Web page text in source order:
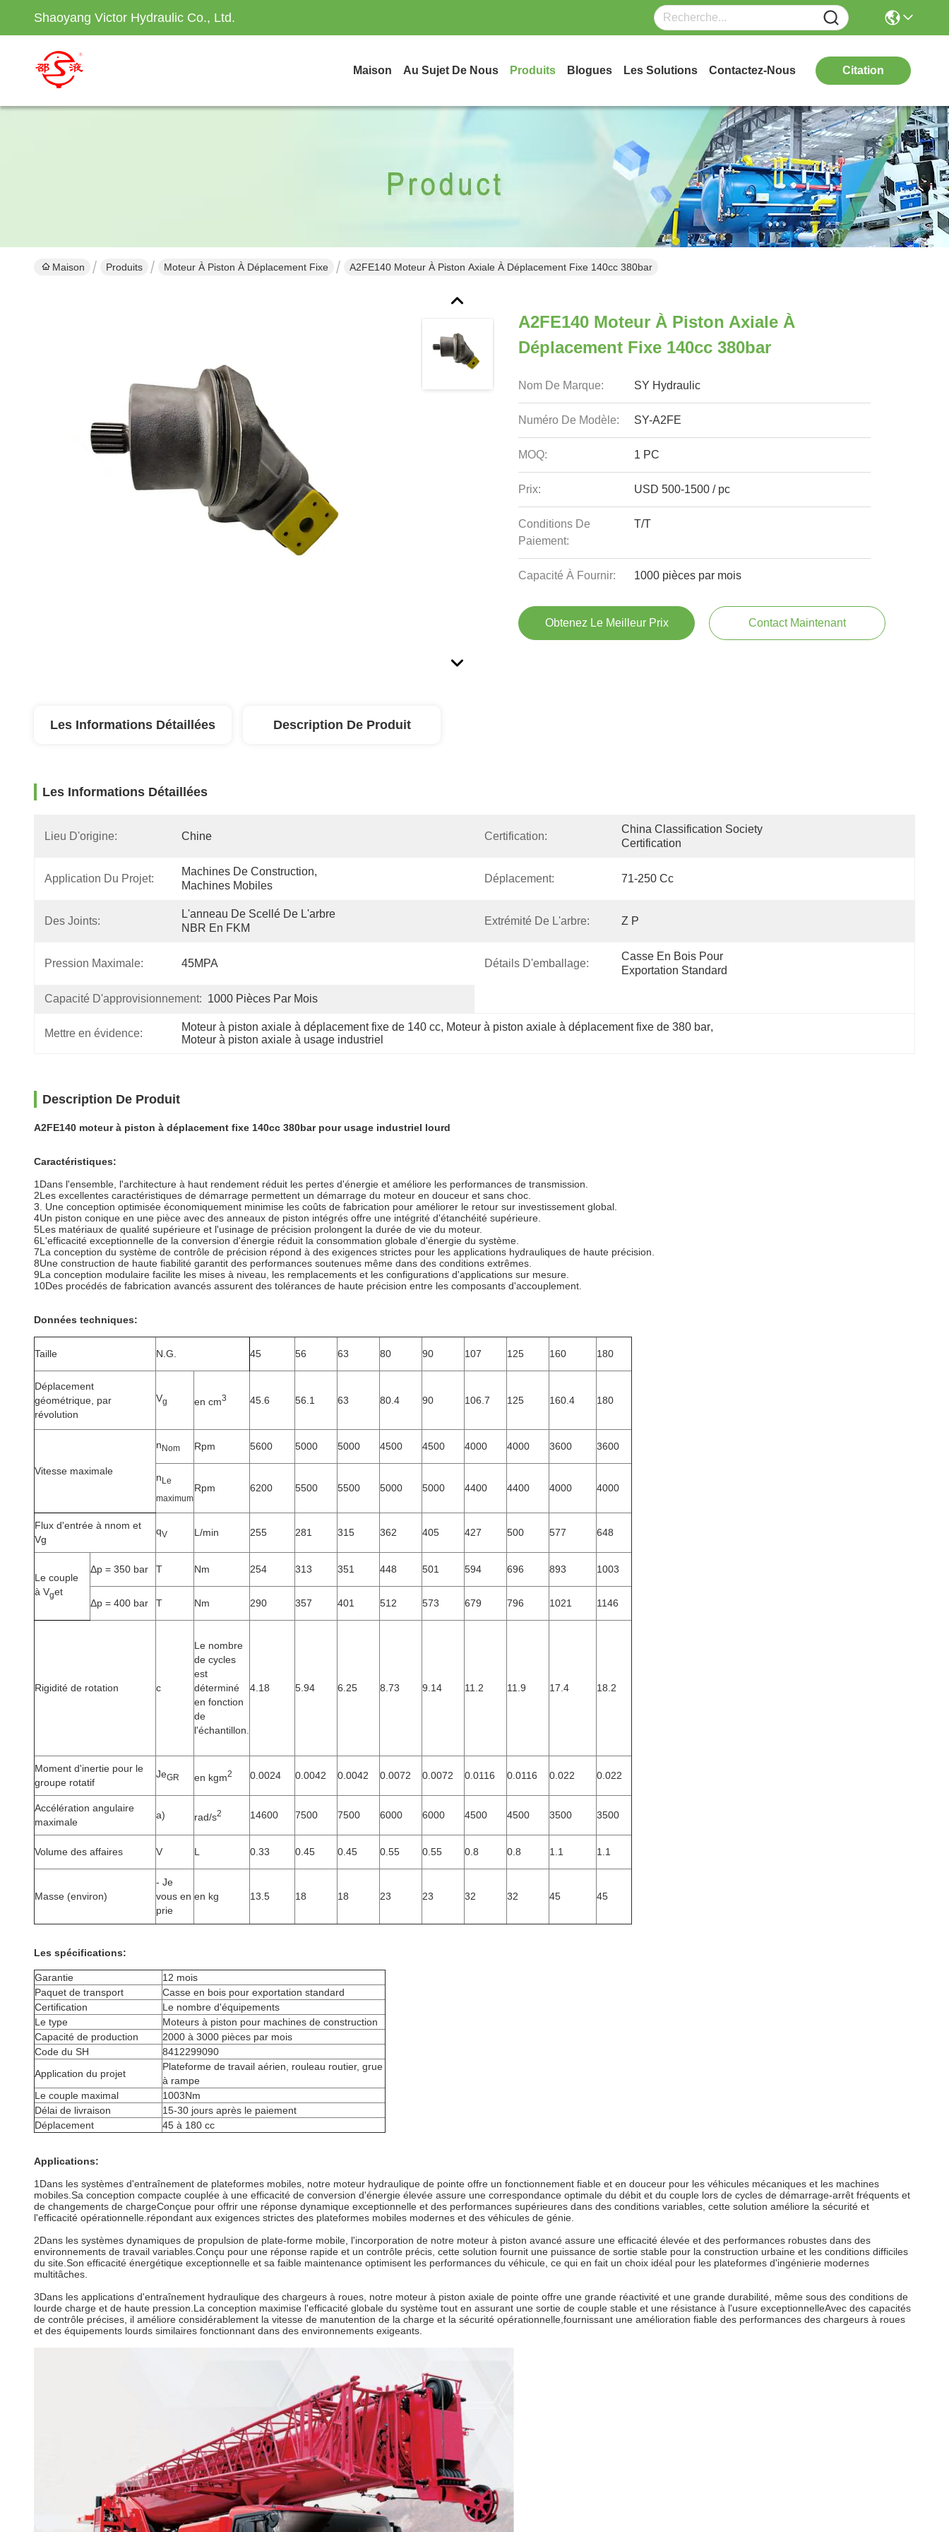
Shaoyang Victor Hydraulic Co., Ltd.
Maison Au Sujet De Nous Produits Blogues Les Solutions Contactez-Nous Citation
Maison Produits Moteur À Piston À Déplacement Fixe A2FE140 Moteur À Piston Axiale À Déplacement Fixe 140cc 380bar
A2FE140 Moteur À Piston Axiale À
Déplacement Fixe 140cc 380bar
Nom De Marque: SY Hydraulic
Numéro De Modèle: SY-A2FE
MOQ: 1 PC
Prix: USD 500-1500 / pc
Conditions De
Paiement:
T/T
Capacité À Fournir: 1000 pièces par mois
Obtenez Le Meilleur Prix Contact Maintenant
Les Informations Détaillées Description De Produit
Les Informations Détaillées
Lieu D'origine: Chine Certification:
China Classification Society
Certification
Application Du Projet:
Machines De Construction,
Machines Mobiles
Déplacement: 71-250 Cc
Des Joints:
L'anneau De Scellé De L'arbre
NBR En FKM
Extrémité De L'arbre: Z P
Pression Maximale: 45MPA Détails D'emballage:
Casse En Bois Pour
Exportation Standard
Capacité D'approvisionnement: 1000 Pièces Par Mois
Mettre en évidence:
Moteur à piston axiale à déplacement fixe de 140 cc, Moteur à piston axiale à déplacement fixe de 380 bar,
Moteur à piston axiale à usage industriel
Description De Produit
A2FE140 moteur à piston à déplacement fixe 140cc 380bar pour usage industriel lourd
Caractéristiques:
1Dans l'ensemble, l'architecture à haut rendement réduit les pertes d'énergie et améliore les performances de transmission.
2Les excellentes caractéristiques de démarrage permettent un démarrage du moteur en douceur et sans choc.
3. Une conception optimisée économiquement minimise les coûts de fabrication pour améliorer le retour sur investissement global.
4Un piston conique en une pièce avec des anneaux de piston intégrés offre une intégrité d'étanchéité supérieure.
5Les matériaux de qualité supérieure et l'usinage de précision prolongent la durée de vie du moteur.
6L'efficacité exceptionnelle de la conversion d'énergie réduit la consommation globale d'énergie du système.
7La conception du système de contrôle de précision répond à des exigences strictes pour les applications hydrauliques de haute précision.
8Une construction de haute fiabilité garantit des performances soutenues même dans des conditions extrêmes.
9La conception modulaire facilite les mises à niveau, les remplacements et les configurations d'applications sur mesure.
10Des procédés de fabrication avancés assurent des tolérances de haute précision entre les composants d'accouplement.
Données techniques:
Taille N.G. 45 56 63 80 90 107 125 160 180
Déplacement
géométrique, par
révolution
Vg en cm3 45.6 56.1 63 80.4 90 106.7 125 160.4 180
Vitesse maximale
nNom Rpm 5600 5000 5000 4500 4500 4000 4000 3600 3600
nLe
maximum
Rpm 6200 5500 5500 5000 5000 4400 4400 4000 4000
Flux d'entrée à nnom et
Vg
qV L/min 255 281 315 362 405 427 500 577 648
Le couple
à Vget
Δp = 350 bar T Nm 254 313 351 448 501 594 696 893 1003
Δp = 400 bar T Nm 290 357 401 512 573 679 796 1021 1146
Rigidité de rotation c
Le nombre
de cycles
est
déterminé
en fonction
de
l'échantillon.
4.18 5.94 6.25 8.73 9.14 11.2 11.9 17.4 18.2
Moment d'inertie pour le
groupe rotatif
JeGR en kgm2 0.0024 0.0042 0.0042 0.0072 0.0072 0.0116 0.0116 0.022 0.022
Accélération angulaire
maximale
a) rad/s2 14600 7500 7500 6000 6000 4500 4500 3500 3500
Volume des affaires V L 0.33 0.45 0.45 0.55 0.55 0.8 0.8 1.1 1.1
Masse (environ)
- Je
vous en
prie
en kg 13.5 18 18 23 23 32 32 45 45
Les spécifications:
Garantie
12 mois
Paquet de transport
Casse en bois pour exportation standard
Certification
Le nombre d'équipements
Le type
Moteurs à piston pour machines de construction
Capacité de production
2000 à 3000 pièces par mois
Code du SH
8412299090
Application du projet
Plateforme de travail aérien, rouleau routier, grue
à rampe
Le couple maximal
1003Nm
Délai de livraison
15-30 jours après le paiement
Déplacement
45 à 180 cc
Applications:
1Dans les systèmes d'entraînement de plateformes mobiles, notre moteur hydraulique de pointe offre un fonctionnement fiable et en douceur pour les véhicules mécaniques et les machines
mobiles.Sa conception compacte couplée à une efficacité de conversion d'énergie élevée assure une correspondance optimale du débit et du couple lors de cycles de démarrage-arrêt fréquents et
de changements de chargeConçue pour offrir une réponse dynamique exceptionnelle et des performances supérieures dans des conditions variables, cette solution améliore la sécurité et
l'efficacité opérationnelle.répondant aux exigences strictes des plateformes mobiles modernes et des véhicules de génie.
2Dans les systèmes dynamiques de propulsion de plate-forme mobile, l'incorporation de notre moteur à piston avancé assure une efficacité élevée et des performances robustes dans des
environnements de travail variables.Conçu pour une réponse rapide et un contrôle précis, cette solution fournit une puissance de sortie stable pour la construction urbaine et les conditions difficiles
du site.Son efficacité énergétique exceptionnelle et sa faible maintenance optimisent les performances du véhicule, ce qui en fait un choix idéal pour les plateformes d'ingénierie modernes
multitâches.
3Dans les applications d'entraînement hydraulique des chargeurs à roues, notre moteur à piston axiale de pointe offre une grande réactivité et une grande durabilité, même sous des conditions de
lourde charge et de haute pression.La conception maximise l'efficacité globale du système tout en assurant une sortie de couple stable et une résistance à l'usure exceptionnelleAvec des capacités
de contrôle précises, il améliore considérablement la vitesse de manutention de la charge et la sécurité opérationnelle,fournissant une amélioration fiable des performances des chargeurs à roues
et des équipements lourds similaires fonctionnant dans des environnements exigeants.